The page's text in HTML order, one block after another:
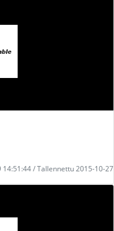
14:51:44 / Tallennettu 2015-10-27